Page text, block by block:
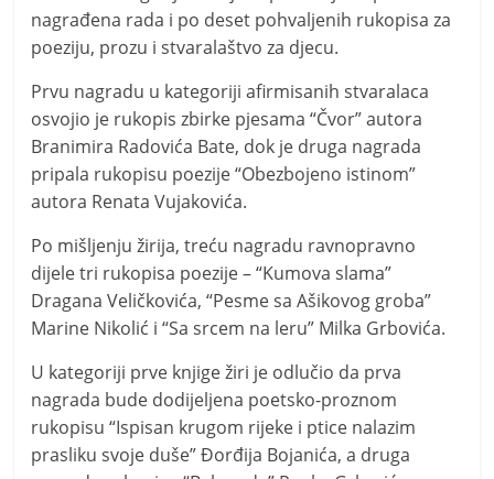
t
i
nagrađena rada i po deset pohvaljenih rukopisa za
poeziju, prozu i stvaralaštvo za djecu.
Prvu nagradu u kategoriji afirmisanih stvaralaca
osvojio je rukopis zbirke pjesama “Čvor” autora
Branimira Radovića Bate, dok je druga nagrada
pripala rukopisu poezije “Obezbojeno istinom”
autora Renata Vujakovića.
Po mišljenju žirija, treću nagradu ravnopravno
dijele tri rukopisa poezije – “Kumova slama”
Dragana Veličkovića, “Pesme sa Ašikovog groba”
Marine Nikolić i “Sa srcem na leru” Milka Grbovića.
U kategoriji prve knjige žiri je odlučio da prva
nagrada bude dodijeljena poetsko-proznom
rukopisu “Ispisan krugom rijeke i ptice nalazim
prasliku svoje duše” Đorđija Bojanića, a druga